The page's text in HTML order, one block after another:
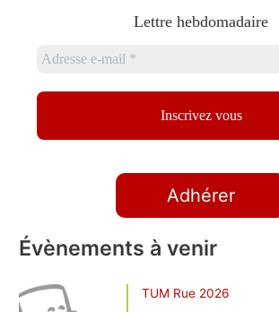
Lettre hebdomadaire
Adhérer
Évènements à venir
TUM Rue 2026